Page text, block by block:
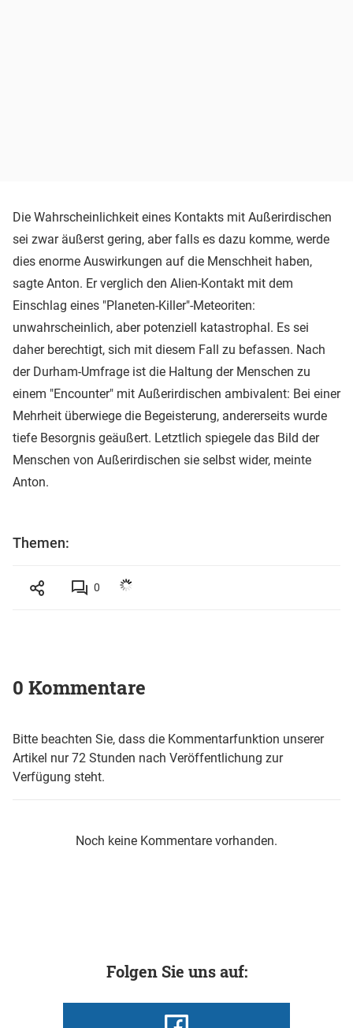
Die Wahrscheinlichkeit eines Kontakts mit Außerirdischen
sei zwar äußerst gering, aber falls es dazu komme, werde
dies enorme Auswirkungen auf die Menschheit haben,
sagte Anton. Er verglich den Alien-Kontakt mit dem
Einschlag eines "Planeten-Killer"-Meteoriten:
unwahrscheinlich, aber potenziell katastrophal. Es sei
daher berechtigt, sich mit diesem Fall zu befassen. Nach
der Durham-Umfrage ist die Haltung der Menschen zu
einem "Encounter" mit Außerirdischen ambivalent: Bei einer
Mehrheit überwiege die Begeisterung, andererseits wurde
tiefe Besorgnis geäußert. Letztlich spiegele das Bild der
Menschen von Außerirdischen sie selbst wider, meinte
Anton.
Themen:
0
0 Kommentare
Bitte beachten Sie, dass die Kommentarfunktion unserer
Artikel nur 72 Stunden nach Veröffentlichung zur
Verfügung steht.
Noch keine Kommentare vorhanden.
Folgen Sie uns auf: